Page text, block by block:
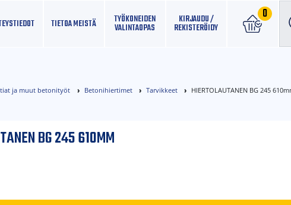
0
TIETOA MEISTÄ TYÖKONEIDEN
VALINTAOPAS
KIRJAUDU /
REKISTERÖIDY
ja muut betonityöt Betonihiertimet Tarvikkeet HIERTOLAUTANEN BG 245
BG 245 610MM